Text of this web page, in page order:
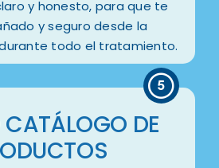
y honesto, para que te
y seguro desde la
todo el tratamiento.
DE